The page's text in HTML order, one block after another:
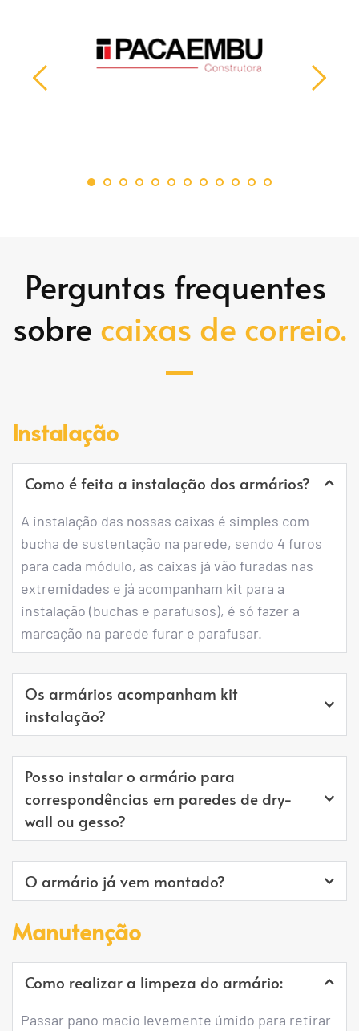
Perguntas frequentes
sobre caixas de correio.
Instalação
Como é feita a instalação dos armários?
A instalação das nossas caixas é simples com
bucha de sustentação na parede, sendo 4 furos
para cada módulo, as caixas já vão furadas nas
extremidades e já acompanham kit para a
instalação (buchas e parafusos), é só fazer a
marcação na parede furar e parafusar.
Os armários acompanham kit
instalação?
Os armários para correspondência acompanham
o kit instalação completo (Buchas e Parafusos).
Posso instalar o armário para
correspondências em paredes de dry-
wall ou gesso?
Recomendamos a instalação apenas em paredes
estruturais. Prestar atenção a possíveis
encanamentos e/ou conduítes que possam
conter na parede.
O armário já vem montado?
Sim. De acordo com o projeto de necessidade
desenvolvido para cada condomínio.
Manutenção
Como realizar a limpeza do armário:
Passar pano macio levemente úmido para retirar